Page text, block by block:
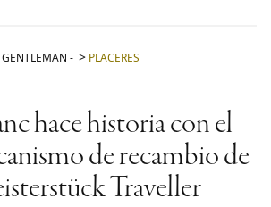
GENTLEMAN - PLACERES
hace historia con el
de recambio de
Traveller